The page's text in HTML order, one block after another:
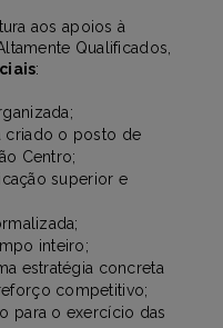
aos apoios à
Qualificados,
:
criado o posto de
Centro;
superior e
inteiro;
estratégia concreta
competitivo;
para o exercício das